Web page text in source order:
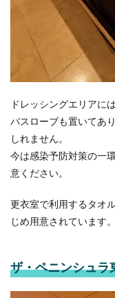
ドレッシングエリアに
バスローブも置いてあ
しれません。
今は感染予防対策の一
意ください。
更衣室で利用するタオ
じめ用意されています。
ザ・ペニンシュラ